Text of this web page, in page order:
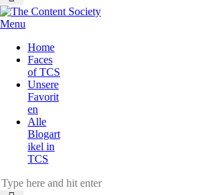
Menu
Home
Faces
of TCS
Unsere
Favorit
en
Alle
Blogart
ikel in
TCS